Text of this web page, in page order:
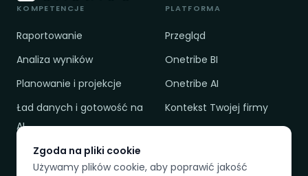
KOMPETENCJE
Raportowanie
Analiza wyników
Planowanie i projekcje
Ład danych i gotowość na
AI
PLATFORMA
Przegląd
Onetribe BI
Onetribe AI
Kontekst Twojej firmy
ZASOBY FIRMA
Zgoda na pliki cookie
Używamy plików cookie, aby poprawić jakość